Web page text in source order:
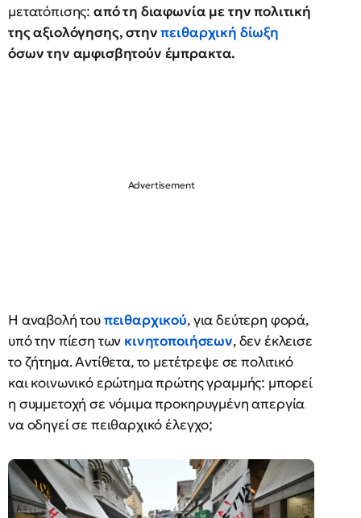
μετατόπισης: από τη διαφωνία με την πολιτική
της αξιολόγησης, στηνπειθαρχική δίωξη
όσων την αμφισβητούν έμπρακτα.
Η αναβολή τουπειθαρχικού, για δεύτερη φορά,
υπό την πίεση των κινητοποιήσεων, δεν έκλεισε
το ζήτημα. Αντίθετα, το μετέτρεψε σε πολιτικό
και κοινωνικό ερώτημα πρώτης γραμμής: μπορεί
η συμμετοχή σε νόμιμα προκηρυγμένη απεργία
να οδηγεί σε πειθαρχικό έλεγχο;